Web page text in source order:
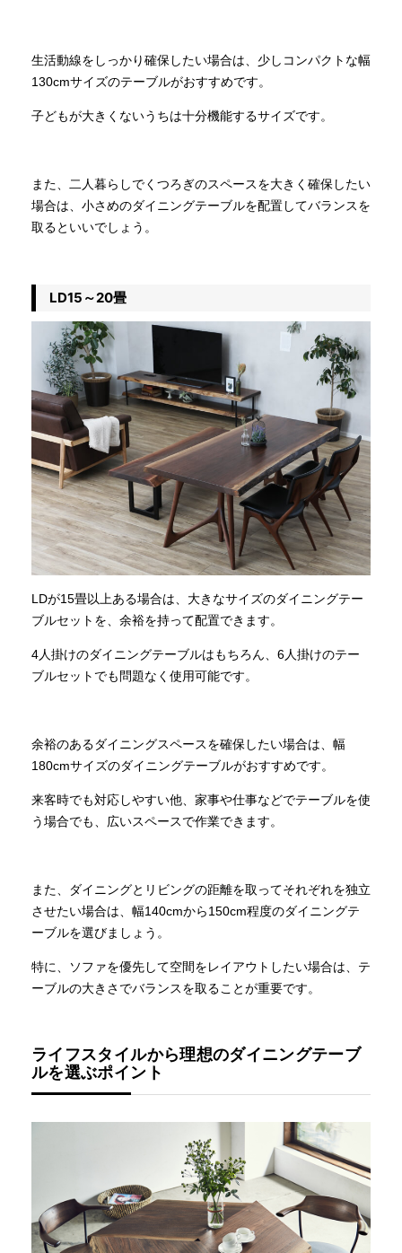
生活動線をしっかり確保したい場合は、少しコンパクトな幅
130cmサイズのテーブルがおすすめです。
子どもが大きくないうちは十分機能するサイズです。
また、二人暮らしでくつろぎのスペースを大きく確保したい
場合は、小さめのダイニングテーブルを配置してバランスを
取るといいでしょう。
LD15～20畳
LDが15畳以上ある場合は、大きなサイズのダイニングテー
ブルセットを、余裕を持って配置できます。
4人掛けのダイニングテーブルはもちろん、6人掛けのテー
ブルセットでも問題なく使用可能です。
余裕のあるダイニングスペースを確保したい場合は、幅
180cmサイズのダイニングテーブルがおすすめです。
来客時でも対応しやすい他、家事や仕事などでテーブルを使
う場合でも、広いスペースで作業できます。
また、ダイニングとリビングの距離を取ってそれぞれを独立
させたい場合は、幅140cmから150cm程度のダイニングテ
ーブルを選びましょう。
特に、ソファを優先して空間をレイアウトしたい場合は、テ
ーブルの大きさでバランスを取ることが重要です。
ライフスタイルから理想のダイニングテーブ
ルを選ぶポイント